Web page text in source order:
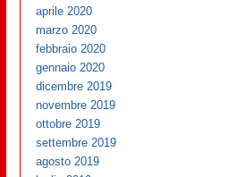
aprile 2020
marzo 2020
febbraio 2020
gennaio 2020
dicembre 2019
novembre 2019
ottobre 2019
settembre 2019
agosto 2019